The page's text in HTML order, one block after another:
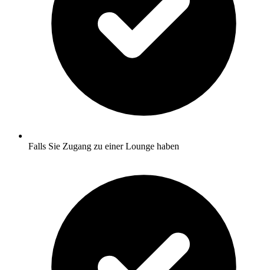
Falls Sie Zugang zu einer Lounge haben